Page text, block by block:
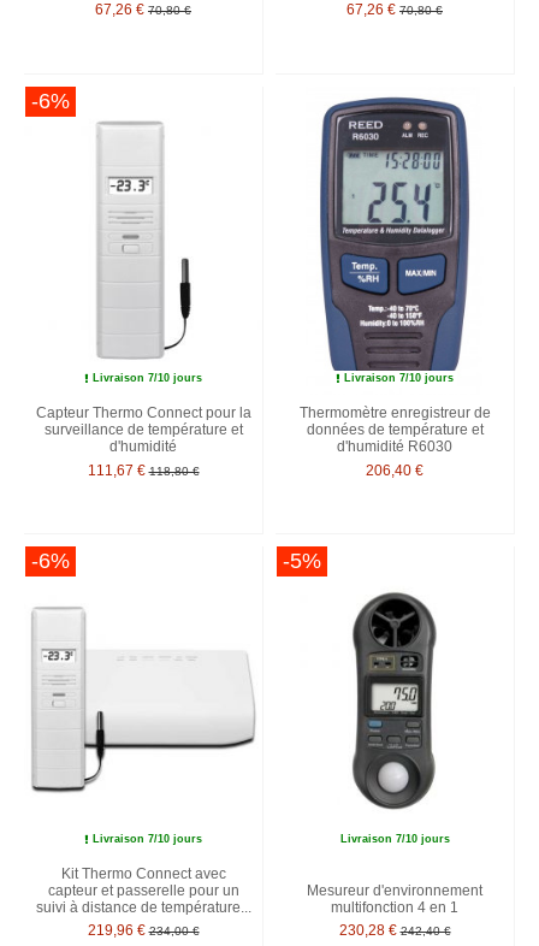
67,26 € 70,80 €
67,26 € 70,80 €
-6%
Livraison 7/10 jours
Capteur Thermo Connect pour la
surveillance de température et
d'humidité
111,67 € 118,80 €
Livraison 7/10 jours
Thermomètre enregistreur de
données de température et
d'humidité R6030
206,40 €
-6%
Livraison 7/10 jours
Kit Thermo Connect avec
capteur et passerelle pour un
suivi à distance de température...
219,96 € 234,00 €
-5%
Livraison 7/10 jours
Mesureur d'environnement
multifonction 4 en 1
230,28 € 242,40 €